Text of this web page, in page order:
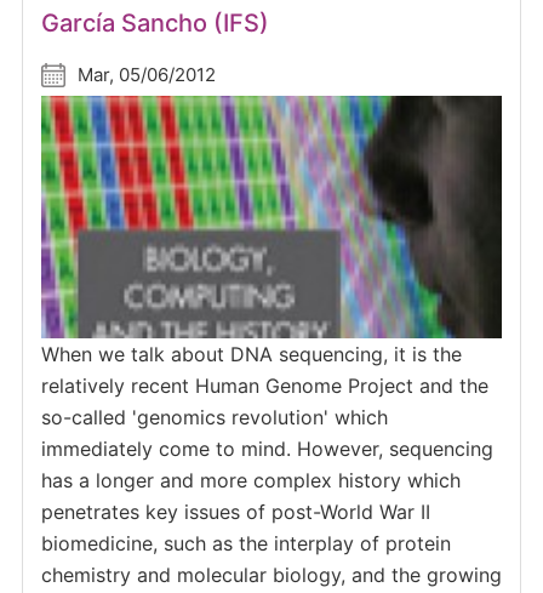
García Sancho (IFS)
Mar, 05/06/2012
When we talk about DNA sequencing, it is the
relatively recent Human Genome Project and the
so-called 'genomics revolution' which
immediately come to mind. However, sequencing
has a longer and more complex history which
penetrates key issues of post-World War II
biomedicine, such as the interplay of protein
chemistry and molecular biology, and the growing